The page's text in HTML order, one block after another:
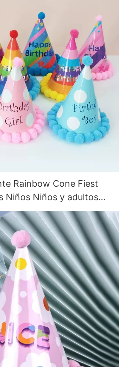
Rainbow Cone Fiest
Niños Niños y adultos
del cumpleaños